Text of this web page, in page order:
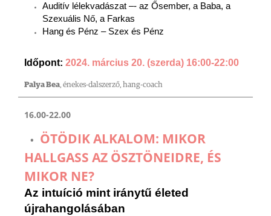
Auditív lélekvadászat –- az Ősember, a Baba, a
Szexuális Nő, a Farkas
Hang és Pénz – Szex és Pénz
Időpont: 2024. március 20. (szerda) 16:00-22:00
Palya Bea, énekes-dalszerző, hang-coach
16.00-22.00
ÖTÖDIK ALKALOM: MIKOR
HALLGASS AZ ÖSZTÖNEIDRE, ÉS
MIKOR NE?
Az intuíció mint iránytű életed
újrahangolásában